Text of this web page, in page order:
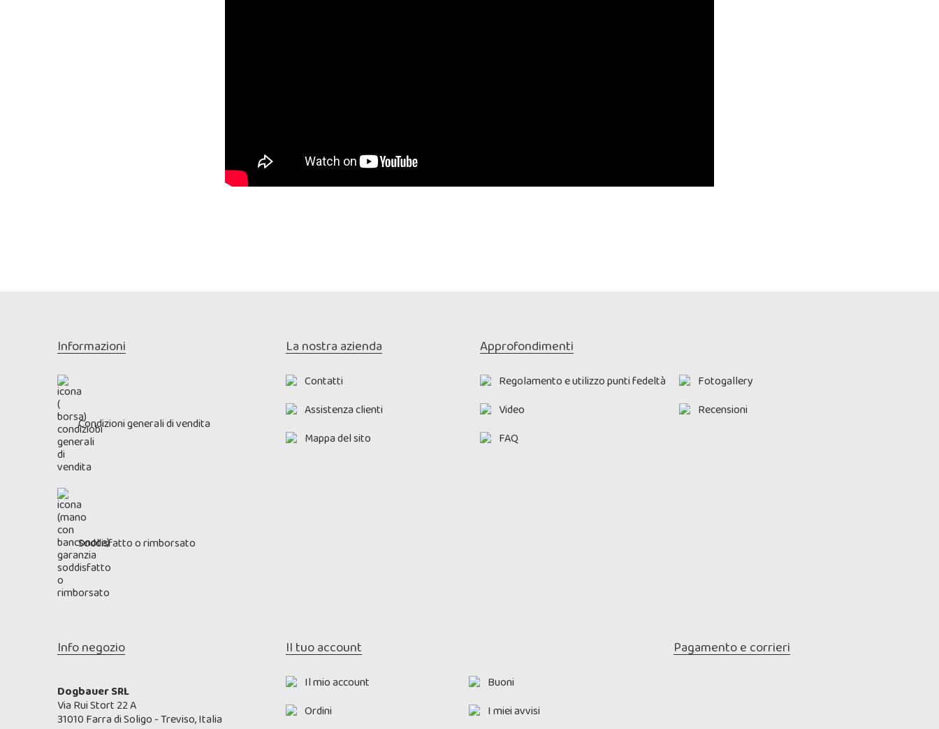
Informazioni
Condizioni generali di vendita
Soddisfatto o rimborsato
La nostra azienda
Contatti
Assistenza clienti
Mappa del sito
Approfondimenti
Regolamento e utilizzo punti fedeltà
Video
FAQ
Fotogallery
Recensioni
Info negozio
Dogbauer SRL
Via Rui Stort 22 A
31010 Farra di Soligo - Treviso, Italia
Il tuo account
Il mio account
Ordini
Buoni
I miei avvisi
Pagamento e corrieri